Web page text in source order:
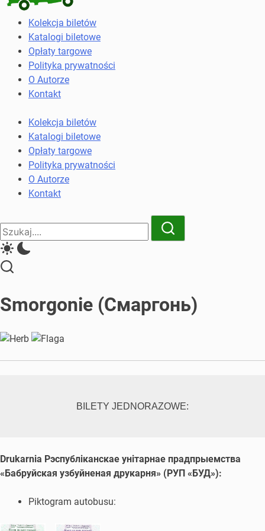
Kolekcja
biletów
komunikacji
miejskiej
kolejowych
Kolekcja biletów
Katalogi biletowe
Opłaty targowe
Polityka prywatności
O Autorze
Kontakt
Kolekcja biletów
Katalogi biletowe
Opłaty targowe
Polityka prywatności
O Autorze
Kontakt
Close
Search
Search
Smorgonie (Смаргoнь)
BILETY JEDNORAZOWE:
Drukarnia Рэспубліканскае унітарнае прадпрыемства
«Бабруйская узбуйненая друкарня» (РУП «БУД»):
Piktogram autobusu: